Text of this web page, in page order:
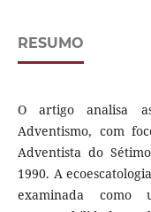
RESUMO
O artigo analisa as
Adventismo, com
Adventista do
1990. A
examinada